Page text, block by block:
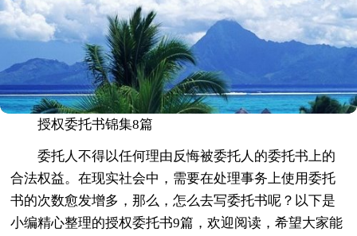
授权委托书锦集8篇
委托人不得以任何理由反悔被委托人的委托书上的
合法权益。在现实社会中，需要在处理事务上使用委托
书的次数愈发增多，那么，怎么去写委托书呢？以下是
小编精心整理的授权委托书9篇，欢迎阅读，希望大家能